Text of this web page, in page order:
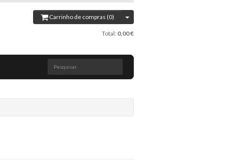
Carrinho de compras (0)
Total: 0,00 €